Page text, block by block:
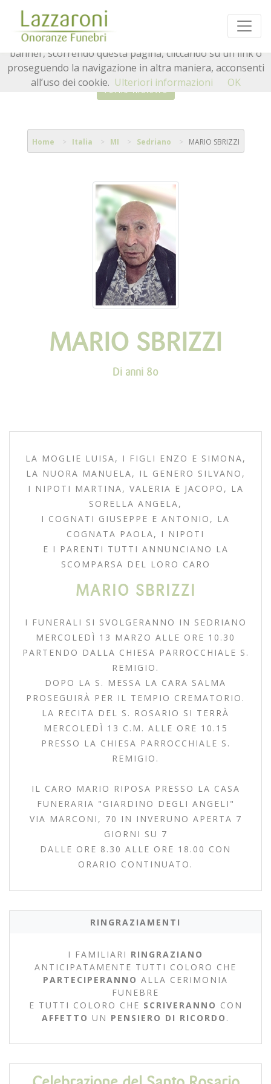
Torna indietro
Home Italia MI Sedriano MARIO SBRIZZI
MARIO SBRIZZI
Di anni 80
LA MOGLIE LUISA, I FIGLI ENZO E SIMONA,
LA NUORA MANUELA, IL GENERO SILVANO,
I NIPOTI MARTINA, VALERIA E JACOPO, LA
SORELLA ANGELA,
I COGNATI GIUSEPPE E ANTONIO, LA
COGNATA PAOLA, I NIPOTI
E I PARENTI TUTTI ANNUNCIANO LA
SCOMPARSA DEL LORO CARO
MARIO SBRIZZI
I FUNERALI SI SVOLGERANNO IN SEDRIANO
MERCOLEDÌ 13 MARZO ALLE ORE 10.30
PARTENDO DALLA CHIESA PARROCCHIALE S.
REMIGIO.
DOPO LA S. MESSA LA CARA SALMA
PROSEGUIRÀ PER IL TEMPIO CREMATORIO.
LA RECITA DEL S. ROSARIO SI TERRÀ
MERCOLEDÌ 13 C.M. ALLE ORE 10.15
PRESSO LA CHIESA PARROCCHIALE S.
REMIGIO.
IL CARO MARIO RIPOSA PRESSO LA CASA
FUNERARIA "GIARDINO DEGLI ANGELI"
VIA MARCONI, 70 IN INVERUNO APERTA 7
GIORNI SU 7
DALLE ORE 8.30 ALLE ORE 18.00 CON
ORARIO CONTINUATO.
RINGRAZIAMENTI
I FAMILIARI RINGRAZIANO
ANTICIPATAMENTE TUTTI COLORO CHE
PARTECIPERANNO ALLA CERIMONIA
FUNEBRE
E TUTTI COLORO CHE SCRIVERANNO CON
AFFETTO UN PENSIERO DI RICORDO .
Questo sito o gli strumenti terzi da questo utilizzati si
avvalgono di cookie necessari al funzionamento ed utili
alle finalità illustrate nella cookie policy. Chiudendo questo
banner, scorrendo questa pagina, cliccando su un link o
proseguendo la navigazione in altra maniera, acconsenti
all’uso dei cookie. Ulteriori informazioni OK